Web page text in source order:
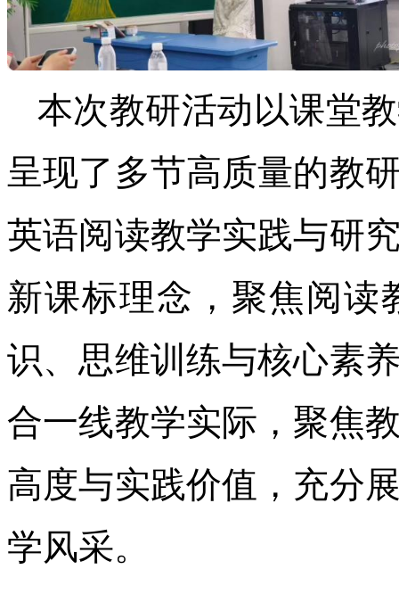
本次教研活动以课堂
呈现了多节高质量的教
英语阅读教学实践与研
新课标理念，聚焦阅读
识、思维训练与核心素
合一线教学实际，聚焦
高度与实践价值，充分
学风采。